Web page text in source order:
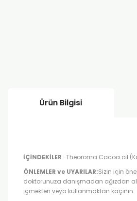
Ürün Bilgisi
İÇİNDEKİLER : Theoroma Cacoa oil
ÖNLEMLER ve UYARILAR:Sizin için
doktorunuza danışmadan ağızdan
içmekten veya kullanmaktan kaçının.